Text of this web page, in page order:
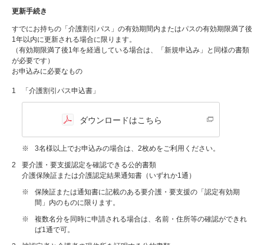
更新手続き
すでにお持ちの「介護割引パス」の有効期間内またはパスの有効期限満了後
1年以内に更新される場合に限ります。
（有効期限満了後1年を経過している場合は、「新規申込み」と同様の書類
が必要です）
お申込みに必要なもの
1 「介護割引パス申込書」
ダウンロードはこちら
※
3名様以上でお申込みの場合は、2枚めをご利用ください。
2
要介護・要支援認定を確認できる公的書類
介護保険証または介護認定結果通知書（いずれか1通）
※
保険証または通知書に記載のある要介護・要支援の「認定有効期
間」内のものに限ります。
※
複数名分を同時に申請される場合は、名前・住所等の確認ができれ
ば1通で可。